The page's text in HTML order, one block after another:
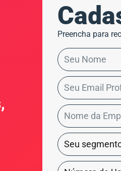
Preencha para